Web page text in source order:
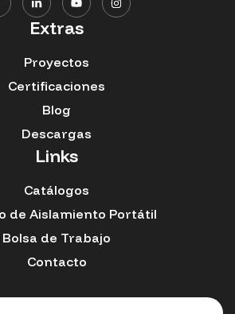
Extras
Proyectos
Certificaciones
Blog
Descargas
Links
Catálogos
de Aislamiento Portátil
Bolsa de Trabajo
Contacto